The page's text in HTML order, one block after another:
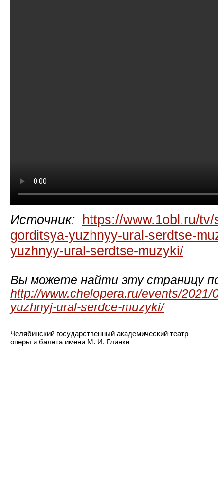
Источник: https://www.1obl.ru/
gorditsya-yuzhnyy-ural-serdtse-
yuzhnyy-ural-serdtse-muzyki/
Вы можете найти эту страницу
http://www.chelopera.ru/events/2021/
yuzhnyj-ural-serdce-muzyki/
Челябинский государственный академический театр
оперы и балета имени М. И. Глинки